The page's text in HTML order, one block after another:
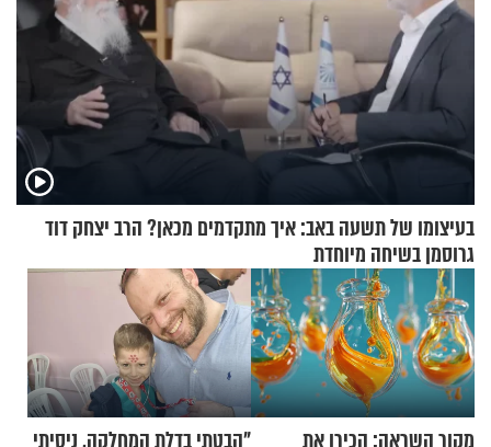
בעיצומו של תשעה באב: איך מתקדמים מכאן? הרב יצחק דוד
גרוסמן בשיחה מיוחדת